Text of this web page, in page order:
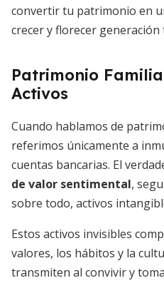
convertir tu patrimonio en
crecer y florecer
Patrimonio
Activos
Cuando hablamos de
referimos únicamente a
cuentas bancarias. El
de valor sentimental,
sobre todo, activos
Estos activos invisibles
valores, los hábitos y la
transmiten al convivir y